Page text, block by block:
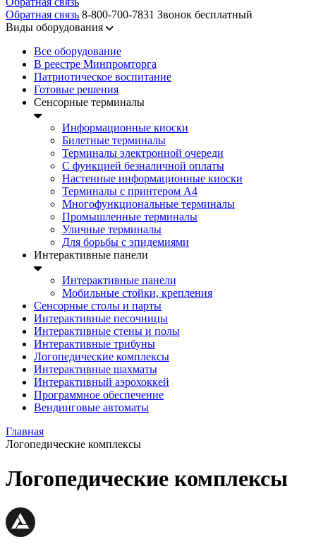
Обратная связь 8-800-700-7831 Звонок бесплатный
Виды оборудования
Все оборудование
В реестре Минпромторга
Патриотическое воспитание
Готовые решения
Сенсорные терминалы
Информационные киоски
Билетные терминалы
Терминалы электронной очереди
C функцией безналичной оплаты
Настенные информационные киоски
Терминалы с принтером А4
Многофункциональные терминалы
Промышленные терминалы
Уличные терминалы
Для борьбы с эпидемиями
Интерактивные панели
Интерактивные панели
Мобильные стойки, крепления
Сенсорные столы и парты
Интерактивные песочницы
Интерактивные стены и полы
Интерактивные трибуны
Логопедические комплексы
Интерактивные шахматы
Интерактивный аэрохоккей
Программное обеспечение
Вендинговые автоматы
Главная
Логопедические комплексы
Логопедические комплексы